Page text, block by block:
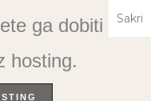
ga dobiti
hosting.
Sakri